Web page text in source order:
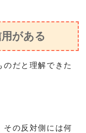
がある
だと理解できた
その反対側には何